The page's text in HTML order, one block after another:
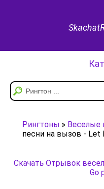
Рингтоны » Веселые
песни на вызов - Let
Скачать Отрывок
Go